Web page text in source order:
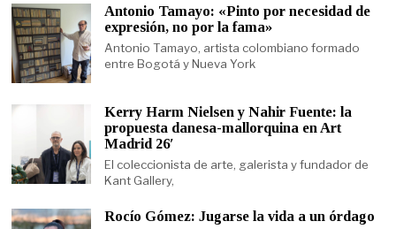
Antonio Tamayo: «Pinto por necesidad de
expresión, no por la fama»
Antonio Tamayo, artista colombiano formado
entre Bogotá y Nueva York
Kerry Harm Nielsen y Nahir Fuente: la
propuesta danesa-mallorquina en Art
Madrid 26′
El coleccionista de arte, galerista y fundador de
Kant Gallery,
Rocío Gómez: Jugarse la vida a un órdago